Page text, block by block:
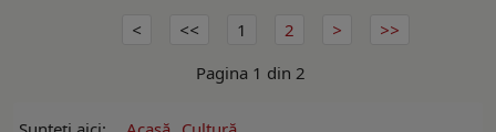
1
2
Pagina 1 din 2